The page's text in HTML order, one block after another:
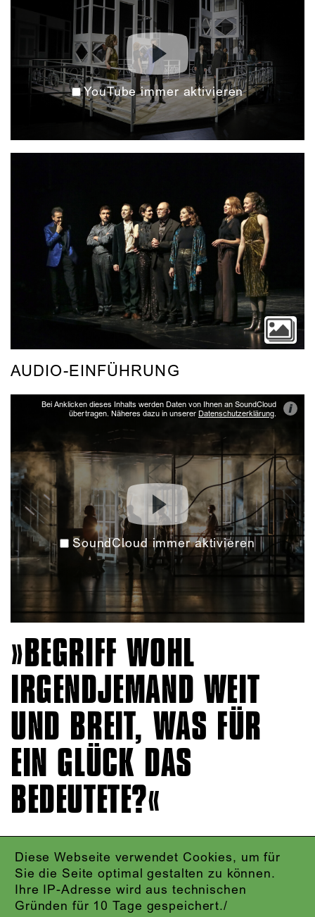
Diese Webseite verwendet Cookies, um für
Sie die Seite optimal gestalten zu können.
Ihre IP-Adresse wird aus technischen
Gründen für 10 Tage gespeichert./
YouTube immer aktivieren
AUDIO-EINFÜHRUNG
Bei Anklicken dieses Inhalts werden Daten von Ihnen an SoundCloud
übertragen. Näheres dazu in unserer Datenschutzerklärung. i
SoundCloud immer aktivieren
BEGRIFF WOHL
IRGENDJEMAND WEIT
UND BREIT, WAS FÜR
EIN GLÜCK DAS
BEDEUTETE?
IMPRESSUM
DATENSCHUTZ
AGB